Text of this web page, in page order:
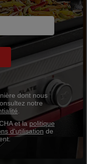
dont nous
notre
et lapolitique
d'utilisation de